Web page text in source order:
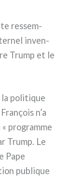
res­sem­
inven­
Trump et le
la poli­ti­que
n’a
pro­gram­me
Trump. Le
Pape
publi­que